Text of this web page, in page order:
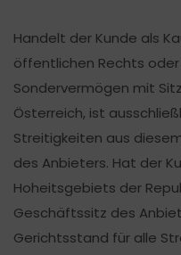
Handelt der Kunde als
öffentlichen Rechts
Sondervermögen mit
Österreich, ist
Streitigkeiten aus
des Anbieters. Hat der
Hoheitsgebiets der
Geschäftssitz des
Gerichtsstand für alle